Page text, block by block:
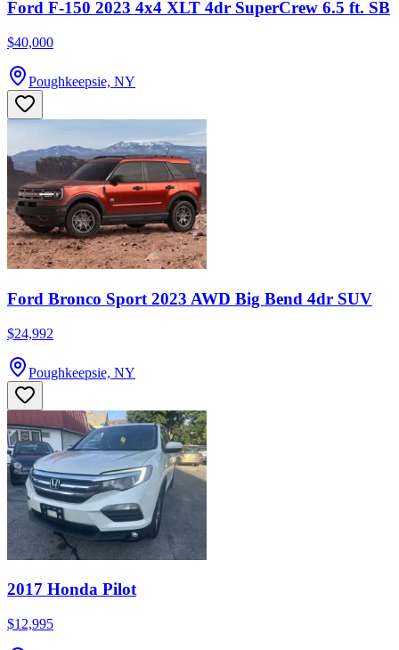
Ford F-150 2023 4x4 XLT 4dr SuperCrew 6.5 ft. SB
$40,000
Poughkeepsie, NY
Ford Bronco Sport 2023 AWD Big Bend 4dr SUV
$24,992
Poughkeepsie, NY
2017 Honda Pilot
$12,995